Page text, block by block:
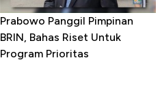
Prabowo Panggil Pimpinan
BRIN, Bahas Riset Untuk
Program Prioritas